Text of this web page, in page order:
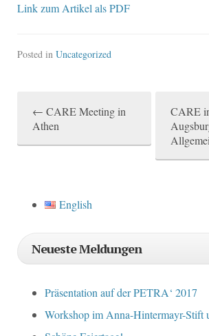
Link zum Artikel als PDF
Posted in Uncategorized
o
a
v
← CARE Meeting in
Athen
CARE
English
Neueste Meldungen
Präsentation auf der PETRA‘ 2017
Workshop im Anna-Hintermayr-Stift